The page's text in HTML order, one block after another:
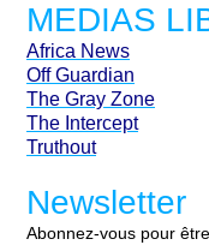
MEDIAS
Africa News
Off Guardian
The Gray Zone
The Intercept
Truthout
Newsletter
Abonnez-vous pour